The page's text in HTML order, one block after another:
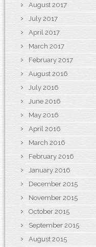
August 2017
July 2017
April 2017
March 2017
February 2017
August 2016
July 2016
June 2016
May 2016
April 2016
March 2016
February 2016
January 2016
December 2015
November 2015
October 2015
September 2015
August 2015